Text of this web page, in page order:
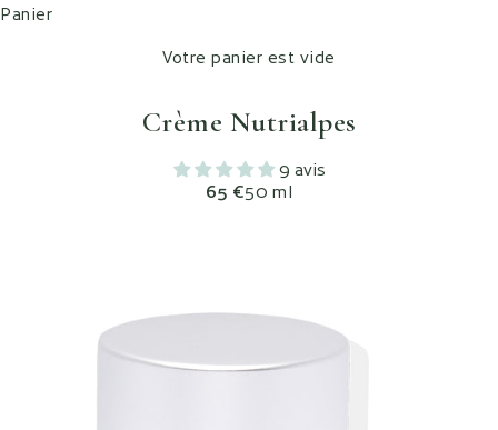
Panier
Votre panier est vide
Crème Nutrialpes
9 avis
Prix de vente
65 €50 ml